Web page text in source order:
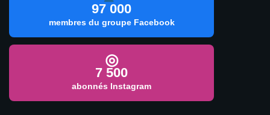
97 000
membres du groupe Facebook
◎
7 500
abonnés Instagram